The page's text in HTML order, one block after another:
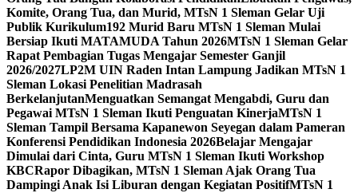
Komite, Orang Tua, dan Murid, MTsN 1 Sleman Gelar Uji
Publik Kurikulum192 Murid Baru MTsN 1 Sleman Mulai
Bersiap Ikuti MATAMUDA Tahun 2026MTsN 1 Sleman Gelar
Rapat Pembagian Tugas Mengajar Semester Ganjil
2026/2027LP2M UIN Raden Intan Lampung Jadikan MTsN 1
Sleman Lokasi Penelitian Madrasah
BerkelanjutanMenguatkan Semangat Mengabdi, Guru dan
Pegawai MTsN 1 Sleman Ikuti Penguatan KinerjaMTsN 1
Sleman Tampil Bersama Kapanewon Seyegan dalam Pameran
Konferensi Pendidikan Indonesia 2026Belajar Mengajar
Dimulai dari Cinta, Guru MTsN 1 Sleman Ikuti Workshop
KBCRapor Dibagikan, MTsN 1 Sleman Ajak Orang Tua
Dampingi Anak Isi Liburan dengan Kegiatan PositifMTsN 1